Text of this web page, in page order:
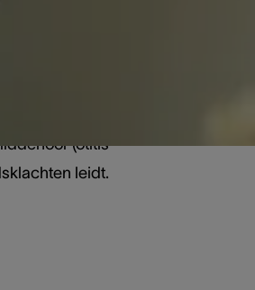
Het
(otitis
leidt.